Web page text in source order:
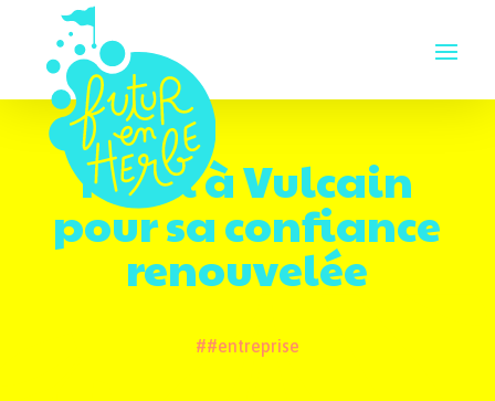
Merci à Vulcain
pour sa confiance
renouvelée
#entreprise